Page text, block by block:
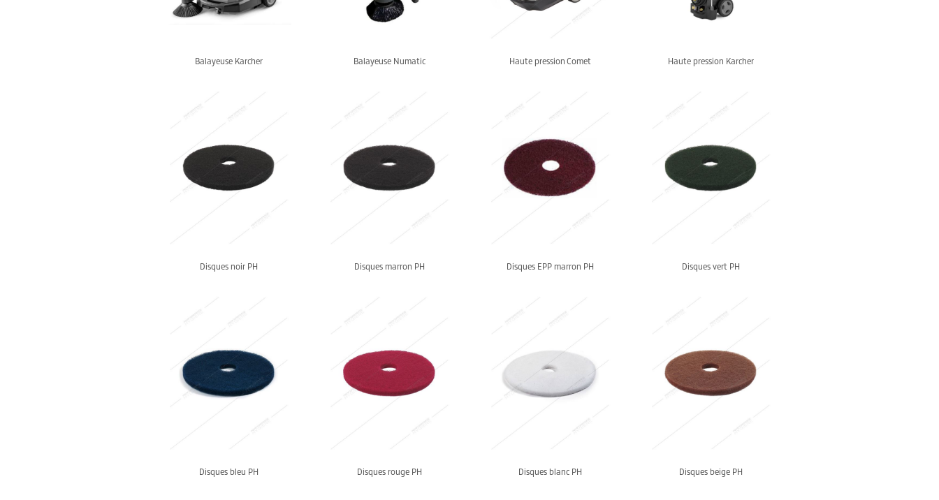
Balayeuse Karcher Balayeuse Numatic Haute pression Comet Haute pression Karcher
Disques noir PH Disques marron PH Disques EPP marron PH Disques vert PH
Disques bleu PH Disques rouge PH Disques blanc PH Disques beige PH